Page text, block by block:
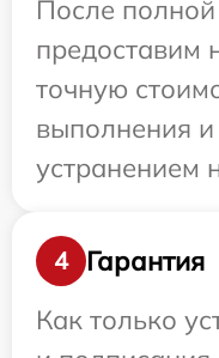
После
предоставим
точную
выполнения
устранением
4
Гарантия
Как только